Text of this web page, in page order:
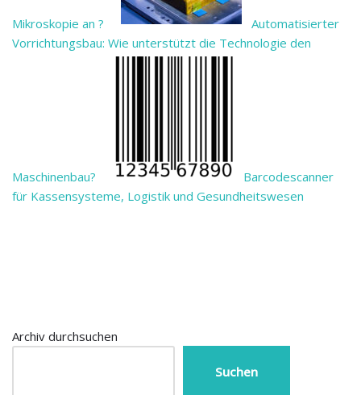
Mikroskopie an ?
Automatisierter
Vorrichtungsbau: Wie unterstützt die Technologie den
Maschinenbau?
Barcodescanner
für Kassensysteme, Logistik und Gesundheitswesen
Archiv durchsuchen
Suchen